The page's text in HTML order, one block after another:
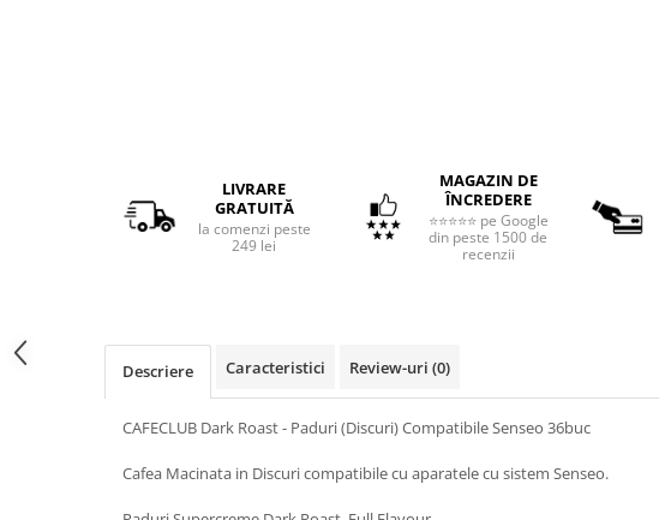
LIVRARE
GRATUITĂ
la comenzi peste
249 lei
MAGAZIN DE
ÎNCREDERE
⭐⭐⭐⭐⭐ pe Google
din peste 1500 de
recenzii
Descriere Caracteristici Review-uri (0)
CAFECLUB Dark Roast - Paduri (Discuri) Compatibile Senseo 36buc
Cafea Macinata in Discuri compatibile cu aparatele cu sistem Senseo.